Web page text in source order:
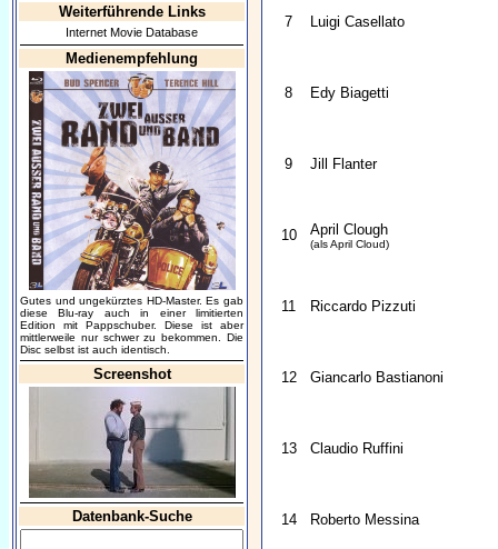
Weiterführende Links
Internet Movie Database
Medienempfehlung
Gutes und ungekürztes HD-Master. Es gab
diese Blu-ray auch in einer limitierten
Edition mit Pappschuber. Diese ist aber
mittlerweile nur schwer zu bekommen. Die
Disc selbst ist auch identisch.
Screenshot
Datenbank-Suche
7 Luigi Casellato
8 Edy Biagetti
9 Jill Flanter
10 April Clough
(als April Cloud)
11 Riccardo Pizzuti
12 Giancarlo Bastianoni
13 Claudio Ruffini
14 Roberto Messina